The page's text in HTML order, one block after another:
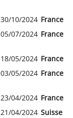
30/10/2024 France
05/07/2024 France
18/05/2024 France
03/05/2024 France
23/04/2024 France
21/04/2024 Suisse